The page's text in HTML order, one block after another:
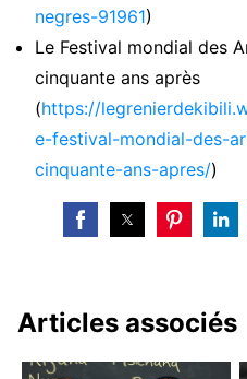
negres-91961)
Le Festival mondial des
cinquante ans après
(https://
e-festival-mondial-des-
cinquante-ans-apres/)
Articles associés